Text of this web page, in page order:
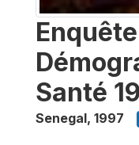
Enquête
Santé
Senegal, 1997